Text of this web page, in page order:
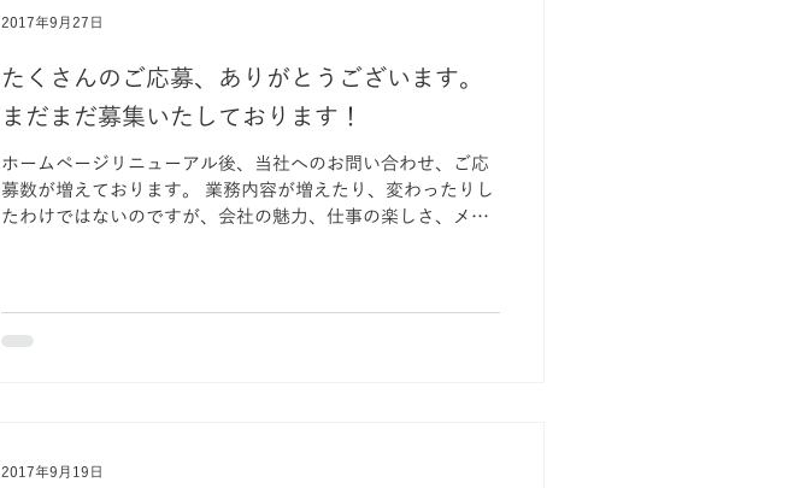
たくさんのご応募、ありがとうございます。
まだまだ募集いたしております！
ホームページリニューアル後、当社へのお問い合わせ、ご応
募数が増えております。 業務内容が増えたり、変わったりし
たわけではないのですが、会社の魅力、仕事の楽しさ、メイ
2017年9月27日
2017年9月19日